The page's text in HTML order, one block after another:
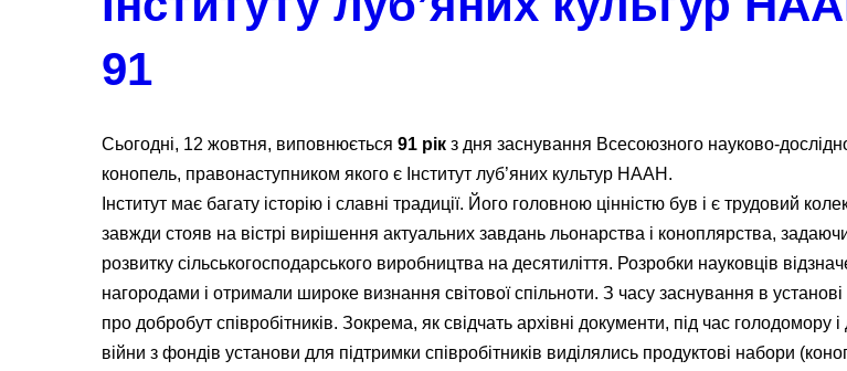
91
Сьогодні, 12 жовтня, виповнюється 91 рік з дня заснування Всесоюзного науково-
конопель, правонаступником якого є Інститут луб’яних культур НААН.
Інститут має багату історію і славні традиції. Його головною цінністю був і є трудовий
завжди стояв на вістрі вирішення актуальних завдань льонарства і коноплярства,
розвитку сільськогосподарського виробництва на десятиліття. Розробки науковців
нагородами і отримали широке визнання світової спільноти. З часу заснування в установі
про добробут співробітників. Зокрема, як свідчать архівні документи, під час голодомору і
війни з фондів установи для підтримки співробітників виділялись продуктові набори